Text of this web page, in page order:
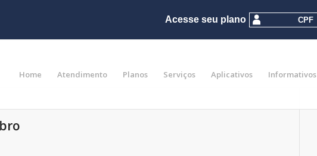
Home Atendimento Planos Serviços Aplicativos Informativos